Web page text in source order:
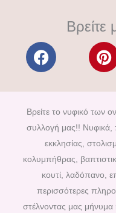
Βρείτε
F
a
e
b
o
o
k
P
i
t
e
r
e
s
t
Βρείτε το νυφικό των
συλλογή μας!! Νυφικά,
εκκλησίας,
κολυμπήθρας,
κουτί, λαδόπανο,
περισσότερες
στέλνοντας μας μήνυμα